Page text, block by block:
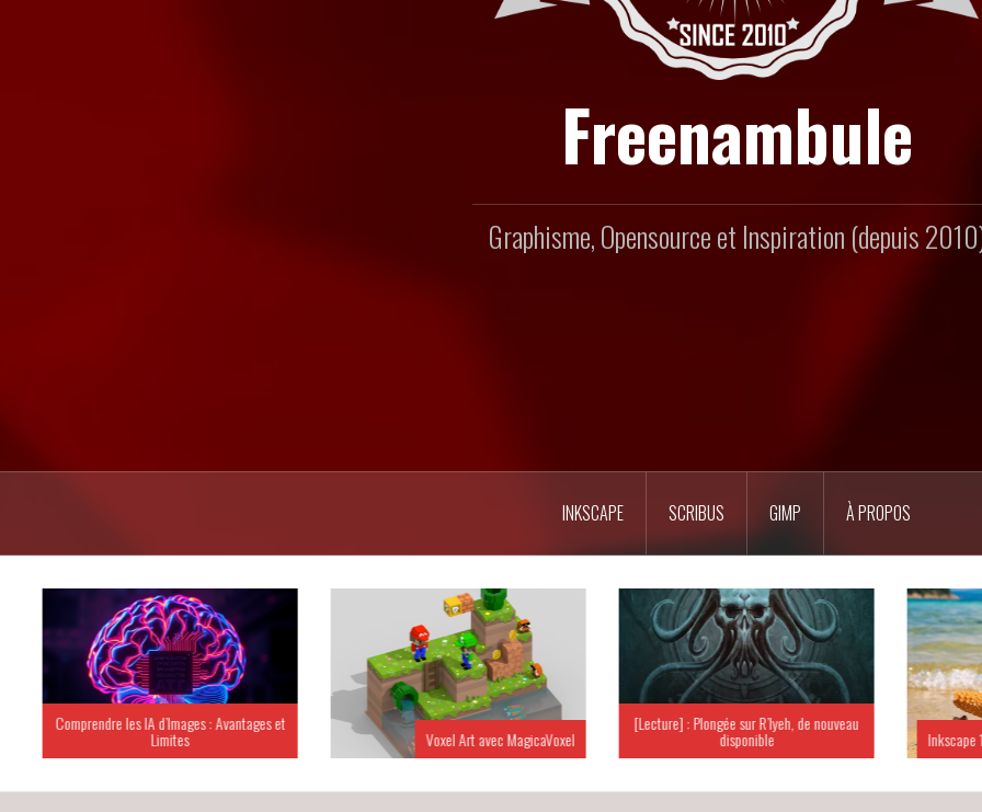
Freenambule
Graphisme, Opensource et Inspiration (depuis
INKSCAPE SCRIBUS GIMP À PROPOS
Comprendre les IA d’Images : Avantages et
Limites Voxel Art avec MagicaVoxel
[Lecture] : Plongée sur R’lyeh, de nouveau
disponible Inkscape